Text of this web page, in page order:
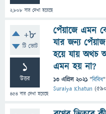
2,808 বার দেখা হয়েছে
+8
টি ভোট
1
উত্তর
454 বার দেখা হয়েছে
পেঁয়াজে এমন
যার জন্য
হয়ে যায় অথচ
এমন হয় না?
13 এপ্রিল 2021 "বিবিধ"
Suraiya Khatun (590